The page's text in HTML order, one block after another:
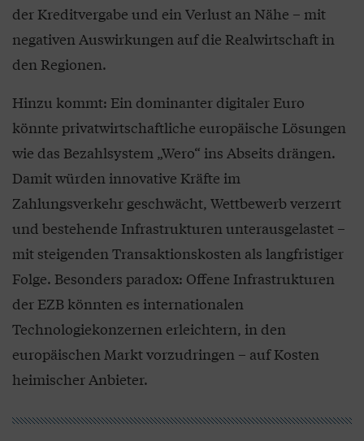
der Kreditvergabe und ein Verlust an Nähe – mit
negativen Auswirkungen auf die Realwirtschaft in
den Regionen.
Hinzu kommt: Ein dominanter digitaler Euro
könnte privatwirtschaftliche europäische Lösungen
wie das Bezahlsystem „Wero“ ins Abseits drängen.
Damit würden innovative Kräfte im
Zahlungsverkehr geschwächt, Wettbewerb verzerrt
und bestehende Infrastrukturen unterausgelastet –
mit steigenden Transaktionskosten als langfristiger
Folge. Besonders paradox: Offene Infrastrukturen
der EZB könnten es internationalen
Technologiekonzernen erleichtern, in den
europäischen Markt vorzudringen – auf Kosten
heimischer Anbieter.